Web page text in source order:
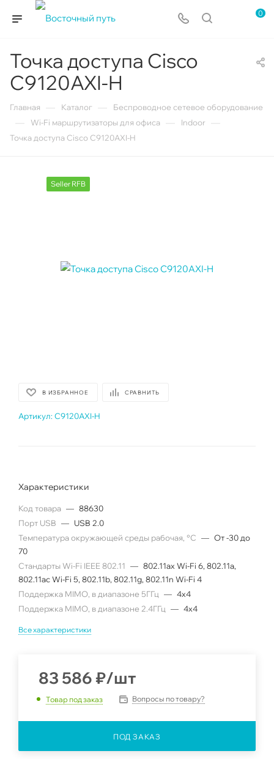
0
Точка доступа Cisco
C9120AXI-H
Главная Каталог Беспроводное сетевое оборудование
Wi-Fi маршрутизаторы для офиса Indoor
Точка доступа Cisco C9120AXI-H
Seller RFB
В ИЗБРАННОЕ СРАВНИТЬ
Артикул: C9120AXI-H
Характеристики
Код товара — 88630
Порт USB — USB 2.0
Температура окружающей среды рабочая, °C — От -30 до
70
Стандарты Wi-Fi IEEE 802.11 — 802.11ax Wi-Fi 6, 802.11a,
802.11ac Wi-Fi 5, 802.11b, 802.11g, 802.11n Wi-Fi 4
Поддержка MIMO, в диапазоне 5ГГц — 4x4
Поддержка MIMO, в диапазоне 2.4ГГц — 4x4
Все характеристики
83 586 ₽/шт
Товар под заказ Вопросы по товару?
ПОД ЗАКАЗ